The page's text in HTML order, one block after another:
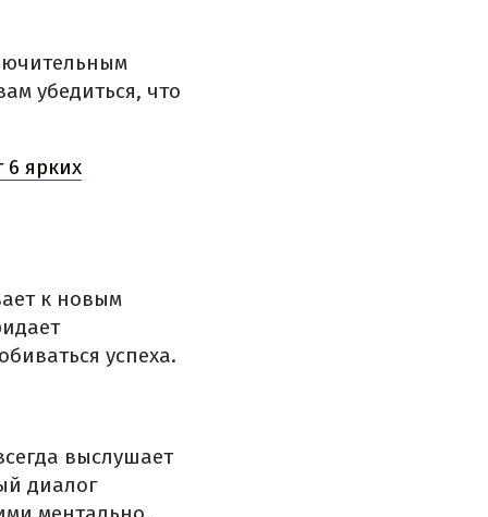
убедиться, что
ярких
к новым
успеха.
выслушает
диалог